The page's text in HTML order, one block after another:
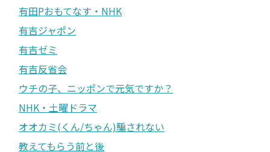
有田Pおもてなす・NHK
有吉ジャポン
有吉ゼミ
有吉反省会
ウチの子、ニッポンで元気ですか？
NHK・土曜ドラマ
オオカミ(くん/ちゃん)騙されない
教えてもらう前と後